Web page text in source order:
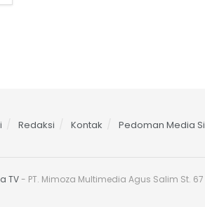
Redaksi Kontak Pedoman Media
TV- PT. Mimoza Multimedia Agus Salim St.